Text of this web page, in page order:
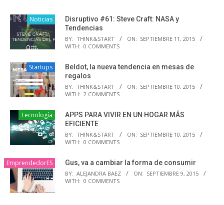
Noticias
Disruptivo #61: Steve Craft: NASA y
Tendencias
BY: THINK&START ON: SEPTIEMBRE 11, 2015
WITH: 0 COMMENTS
Startups
Beldot, la nueva tendencia en mesas de
regalos
BY: THINK&START ON: SEPTIEMBRE 10, 2015
WITH: 2 COMMENTS
Tecnología
APPS PARA VIVIR EN UN HOGAR MÁS
EFICIENTE
BY: THINK&START ON: SEPTIEMBRE 10, 2015
WITH: 0 COMMENTS
EmprendedorES Gus, va a cambiar la forma de consumir
BY: ALEJANDRA BAEZ ON: SEPTIEMBRE 9, 2015
WITH: 0 COMMENTS